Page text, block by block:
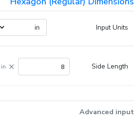
Input Units
Side Length
×
in
Advanced input